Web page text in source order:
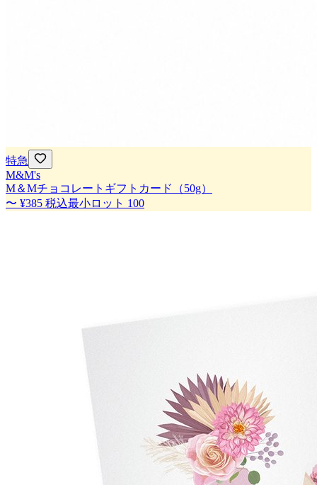
特急
M&M's
M＆Mチョコレートギフトカード（50g）
〜 ¥385 税込最小ロット 100